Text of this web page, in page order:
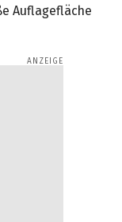
Auflagefläche